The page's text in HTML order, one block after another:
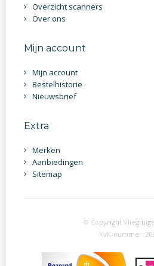
Overzicht scanners
Over ons
Mijn account
Mijn account
Bestelhistorie
Nieuwsbrief
Extra
Merken
Aanbiedingen
Sitemap
© Copyright
KvK-nummer: